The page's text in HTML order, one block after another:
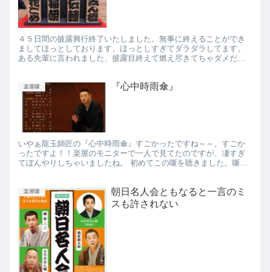
４５日間の披露興行終了いたしました。無事に終えることができ
ましてほっとしております、ほっとしすぎてダラダラしてます。
ある先輩に言われました、披露目終えて燃え尽きてちゃダメだよ
楽屋噺 『心中時雨傘』
いやぁ龍玉師匠の『心中時雨傘』すごかったですね～～。すごか
ったですよ！！楽屋のモニターで一人で見てたのですが、凄すぎ
てぼんやりしちゃいましたね。 初めてこの噺を聴きました。噺家
楽屋噺
朝日名人会ともなると一言のミ
スも許されない